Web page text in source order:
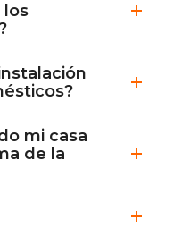
los
mi casa
de la